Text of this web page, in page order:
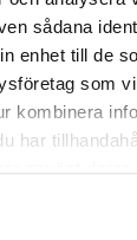
sådana
enhet till de
som
kombinera
har
använt
via
och
för en slät
för
– både
3,16 kr
ml